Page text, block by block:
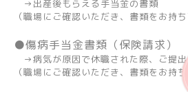
→出産後もらえる手当金の書類
（職場にご確認いただき、書類をお持ち
●傷病手当金書類（保険請求）
→病気が原因で休職された際、ご提
（職場にご確認いただき、書類をお持